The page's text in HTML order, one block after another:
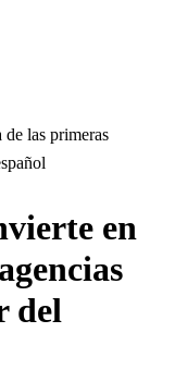
las primeras
en
del